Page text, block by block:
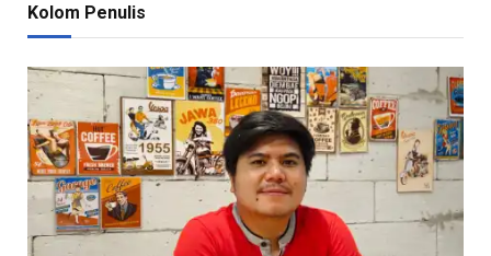
Kolom Penulis